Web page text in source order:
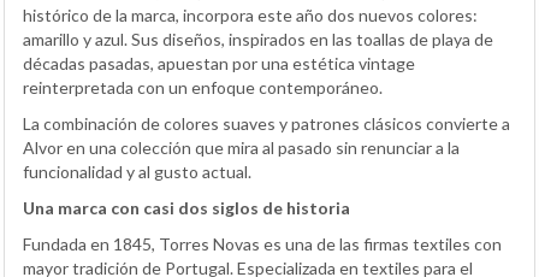
histórico de la marca, incorpora este año dos nuevos colores:
amarillo y azul. Sus diseños, inspirados en las toallas de playa de
décadas pasadas, apuestan por una estética vintage
reinterpretada con un enfoque contemporáneo.
La combinación de colores suaves y patrones clásicos convierte a
Alvor en una colección que mira al pasado sin renunciar a la
funcionalidad y al gusto actual.
Una marca con casi dos siglos de historia
Fundada en 1845, Torres Novas es una de las firmas textiles con
mayor tradición de Portugal. Especializada en textiles para el